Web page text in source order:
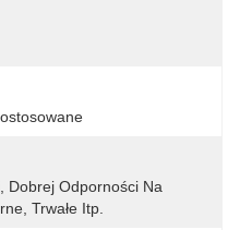
Dobrej Odporności Na
Trwałe Itp.